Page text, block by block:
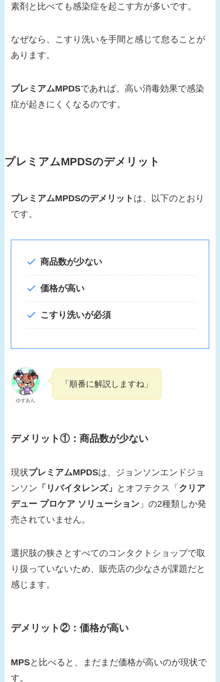
素剤と比べても感染症を起こす方が多いです。
なぜなら、こすり洗いを手間と感じて怠ることが
あります。
プレミアムMPDSであれば、高い消毒効果で感染
症が起きにくくなるのです。
プレミアムMPDSのデメリット
プレミアムMPDSのデメリット は、以下のとおり
です。
商品数が少ない
価格が高い
こすり洗いが必須
ゆずあん
「順番に解説しますね」
デメリット①：商品数が少ない
現状プレミアムMPDSは、ジョンソンエンドジョ
ンソン 「リバイタレンズ」 とオフテクス「 クリア
デュー プロケア ソリューション 」の2種類しか発
売されていません。
選択肢の狭さとすべてのコンタクトショップで取
り扱っていないため、販売店の少なさが課題だと
感じます。
デメリット②：価格が高い
MPSと比べると、まだまだ価格が高いのが現状で
す。